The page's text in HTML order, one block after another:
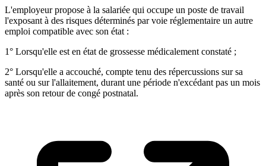
L'employeur propose à la salariée qui occupe un poste de travail
l'exposant à des risques déterminés par voie réglementaire un autre
emploi compatible avec son état :
1° Lorsqu'elle est en état de grossesse médicalement constaté ;
2° Lorsqu'elle a accouché, compte tenu des répercussions sur sa
santé ou sur l'allaitement, durant une période n'excédant pas un mois
après son retour de congé postnatal.